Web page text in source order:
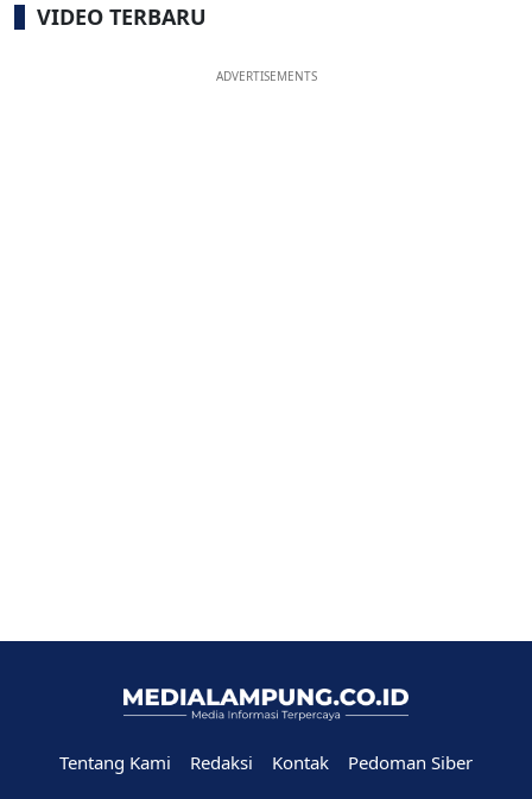
VIDEO TERBARU
ADVERTISEMENTS
Tentang Kami Redaksi Kontak
Pedoman Siber